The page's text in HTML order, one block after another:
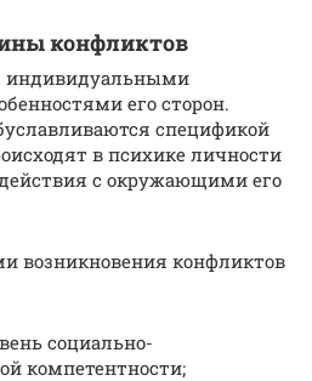
конфликтов
индивидуальными
его сторон.
спецификой
в психике личности
с окружающими его
возникновения конфликтов
социально-
компетентности;